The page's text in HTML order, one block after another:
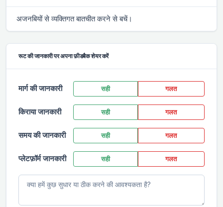
अजनबियों से व्यक्तिगत बातचीत करने से बचें।
रूट की जानकारी पर अपना फ़ीडबैक शेयर करें
मार्ग की जानकारी सही गलत
किराया जानकारी सही गलत
समय की जानकारी सही गलत
प्लेटफ़ॉर्म जानकारी सही गलत